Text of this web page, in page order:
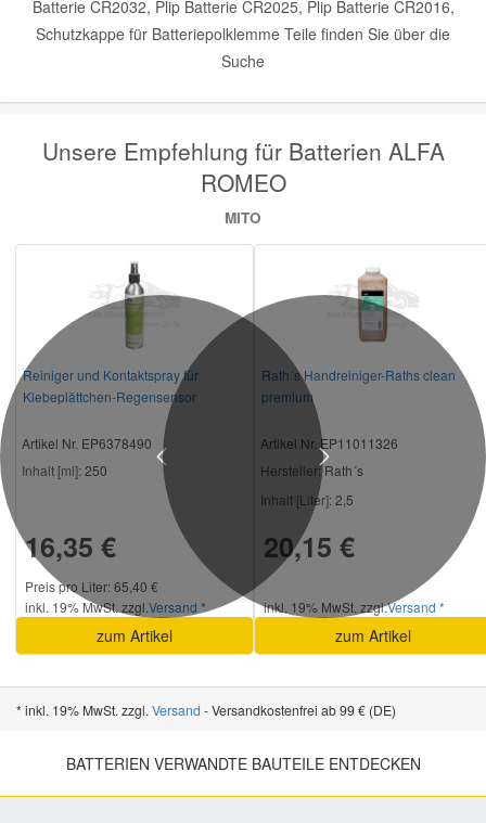
Batterie CR2032, Plip Batterie CR2025, Plip Batterie CR2016,
Schutzkappe für Batteriepolklemme Teile finden Sie über die
Suche
Unsere Empfehlung für Batterien ALFA
ROMEO
MITO
Reiniger und Kontaktspray für
Klebeplättchen-Regensensor
Artikel Nr. EP6378490
Inhalt [ml]: 250
16,35 €
Preis pro Liter: 65,40 €
inkl. 19% MwSt. zzgl. Versand *
zum Artikel
Rath´s Handreiniger-Raths clean
premium
Artikel Nr. EP11011326
Hersteller: Rath´s
Inhalt [Liter]: 2,5
20,15 €
inkl. 19% MwSt. zzgl.Versand *
zum Artikel
Previous Next
* inkl. 19% MwSt. zzgl. Versand - Versandkostenfrei ab 99 € (DE)
BATTERIEN VERWANDTE BAUTEILE ENTDECKEN